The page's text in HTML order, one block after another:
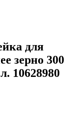
для
зерно 300
10628980